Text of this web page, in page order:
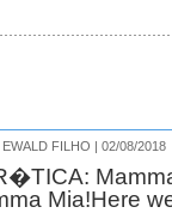
FILHO | 02/08/2018
Mia!Here